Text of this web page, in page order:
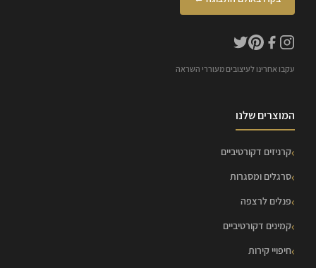
עקבו אחרינו לעיצובים מעוררי השראה
המוצרים שלנו
קרניזים דקורטיביים
סרגלים ומסגרות
פנלים לרצפה
קמינים דקורטיביים
חיפויי קירות